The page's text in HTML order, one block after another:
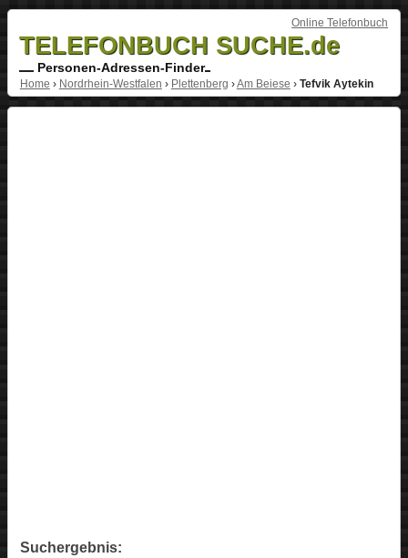
Online Telefonbuch
TELEFONBUCH SUCHE.de
Personen-Adressen-Finder
Home › Nordrhein-Westfalen › Plettenberg ›Am Beiese › Tefvik Aytekin
Suchergebnis: